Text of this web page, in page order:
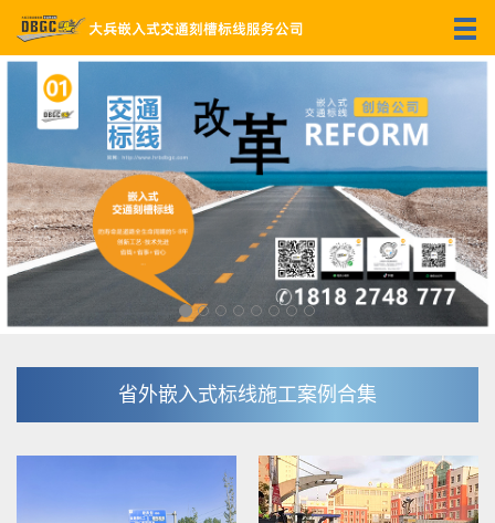
省外嵌入式标线施工案例合集